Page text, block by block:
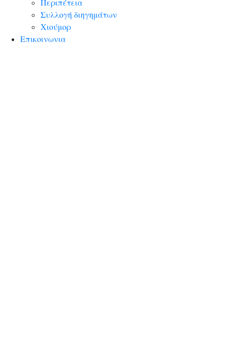
Περιπέτεια
Συλλογή διηγημάτων
Χιούμορ
Επικοινωνια